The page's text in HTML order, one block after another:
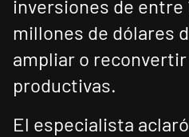
inversiones de entre
millones de dólares
ampliar o
productivas.
El especialista